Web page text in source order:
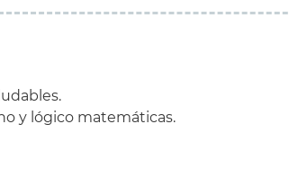
y lógico matemáticas.